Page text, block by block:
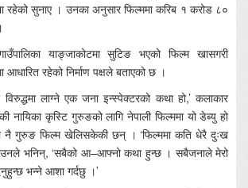
रहेको सुनाए । उनका अनुसार फिल्ममा करिब १ करोड ८०
याङ्जाकोटमा सुटिङ भएको फिल्म खासगरी
रहेको निर्माण पक्षले बताएको छ ।
विरुद्धमा लाग्ने एक जना इन्स्पेक्टरको कथा हो,’ कलाकार
कृस्टि गुरुङको लागि नेपाली फिल्ममा यो डेब्यु हो
नै गुरुङ फिल्म खेलिसकेकी छन् । ‘फिल्ममा कति धेरै दुःख
उनले भनिन्, ‘सबैको आ–आफ्नो कथा हुन्छ । सबैजनाले मेरो
भन्ने आशा गर्दछु ।’